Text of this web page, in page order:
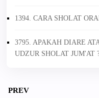
1394. CARA SHOLAT
3795. APAKAH DIARE
UDZUR SHOLAT JUM'AT
PREV